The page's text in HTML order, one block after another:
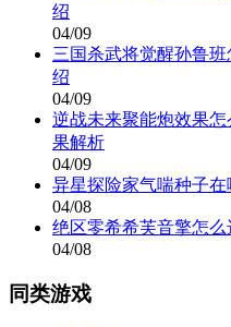
绍
04/09
三国杀武将觉醒孙鲁
绍
04/09
逆战未来聚能炮效果
果解析
04/09
异星探险家气喘种子
04/08
绝区零希希芙音擎怎
04/08
同类游戏